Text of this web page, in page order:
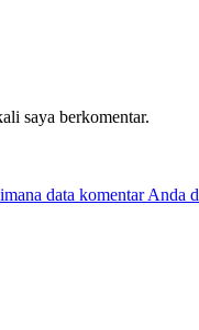
saya berkomentar.
data komentar Anda